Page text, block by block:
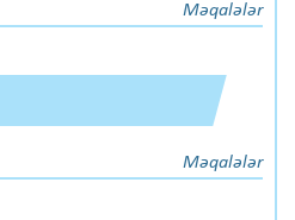
Məqalələr
Məqalələr